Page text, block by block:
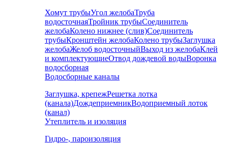
Хомут трубыУгол желобаТруба
водосточнаяТройник трубыСоединитель
желобаКолено нижнее (слив)Соединитель
трубыКронштейн желобаКолено трубыЗаглушка
желобаЖелоб водосточныйВыход из желобаКлей
и комплектующиеОтвод дождевой водыВоронка
водосборная
Водосборные каналы
Заглушка, крепежРешетка лотка
(канала)ДождеприемникВодоприемный лоток
(канал)
Утеплитель и изоляция
Гидро-, пароизоляция